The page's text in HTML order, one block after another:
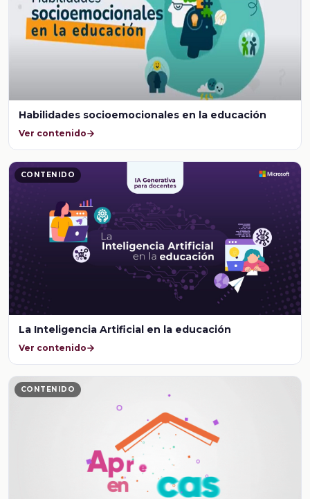
Habilidades socioemocionales en la educación
Ver contenido
CONTENIDO
La Inteligencia Artificial en la educación
Ver contenido
CONTENIDO